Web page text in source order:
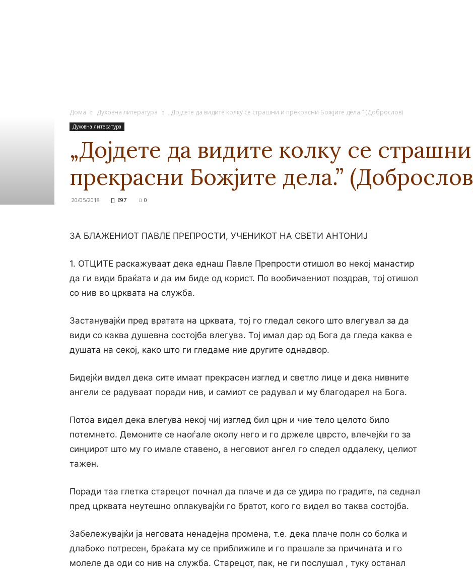
Дома Духовна литература „Дојдете да видите колку се страшни и прекрасни Божјите дела.” (Доброслов)
Духовна литература
„Дојдете да видите колку се
прекрасни Божјите дела.”
20/05/2018 697 0
ЗА БЛАЖЕНИОТ ПАВЛЕ ПРЕПРОСТИ, УЧЕНИКОТ НА СВЕТИ АНТОНИЈ
1. ОТЦИТЕ раскажуваат дека еднаш Павле Препрости отишол во некој манастир
да ги види браќата и да им биде од корист. По вообичаениот поздрав, тој отишол
co нив во црквата на служба.
Застанувајќи пред вратата на црквата, тој го гледал секого што влегувал за да
види co каква душевна состојба влегува. Тој имал дар од Бога да гледа каква е
душата на секој, како што ги гледаме ние другите однадвор.
Бидејќи видел дека сите имаат прекрасен изглед и светло лице и дека нивните
ангели се радуваат поради нив, и самиот се радувал и му благодарел на Бога.
Потоа видел дека влегува некој чиј изглед бил црн и чие тело целото било
потемнето. Демоните се наоѓале околу него и го држеле цврсто, влечејќи го за
синџирот што му го имале ставено, а неговиот ангел го следел оддалеку, целиот
тажен.
Поради таа глетка старецот почнал да плаче и да се удира по градите, па седнал
пред црквата неутешно оплакувајќи го братот, кого го видел во таква состојба.
Забележувајќи ја неговата ненадејна промена, т.е. дека плаче полн co болка и
длабоко потресен, браќата му се приближиле и го прашале за причината и го
молеле да оди co нив на служба. Старецот, пак, не ги послушал , туку останал